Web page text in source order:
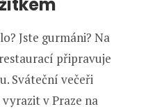
Jste gurmáni? Na
připravuje
Sváteční večeři
v Praze na